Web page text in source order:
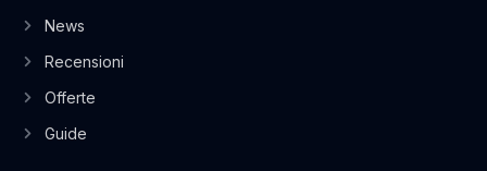
News
Recensioni
Offerte
Guide